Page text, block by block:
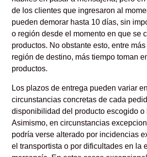
de los clientes que ingresaron al
pueden demorar hasta 10 días, sin
o región desde el momento en que se
productos. No obstante esto, entre
región de destino, más tiempo toman
productos.
Los plazos de entrega pueden variar
circunstancias concretas de cada
disponibilidad del producto escogido o
Asimismo, en circunstancias
podría verse alterado por incidencias
el transportista o por dificultades en la